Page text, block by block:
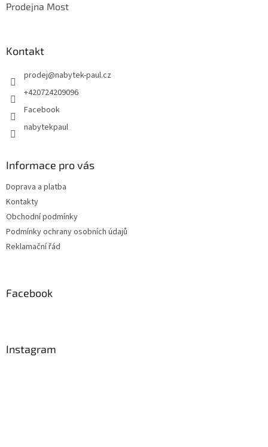
Prodejna Most
Kontakt
prodej@nabytek-paul.cz
+420724209096
Facebook
nabytekpaul
Informace pro vás
Doprava a platba
Kontakty
Obchodní podmínky
Podmínky ochrany osobních údajů
Reklamační řád
Facebook
Instagram